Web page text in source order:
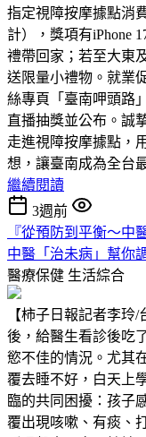
指定視障按摩據點消
計），獎項有iPhone
禮帶回家；若至大東
送限量小禮物。就業
絲專頁「臺南呷頭路
直播抽獎並公布。誠
走進視障按摩據點，
想，讓臺南成為全台
繼續閱讀
3週前
『從預防到平衡～中
中醫「治未病」幫你
醫療保健 生活綜合
【柿子日報記者李玲
後，給醫生看診後吃
慾不佳的情況。尤其
覆去睡不好，白天上
臨的共同困擾：孩子
覆出現咳嗽、有痰、